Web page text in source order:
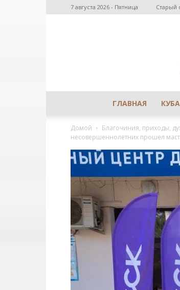
7 августа 2026 - Пятница Старый
ГЛАВНАЯ
Домой Благочиния, приходы,
несовершеннолетних прошел